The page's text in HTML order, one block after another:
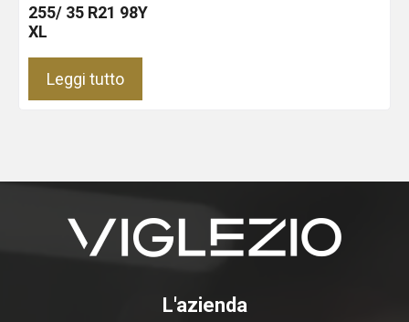
255/ 35 R21 98Y
XL
Leggi tutto
L'azienda